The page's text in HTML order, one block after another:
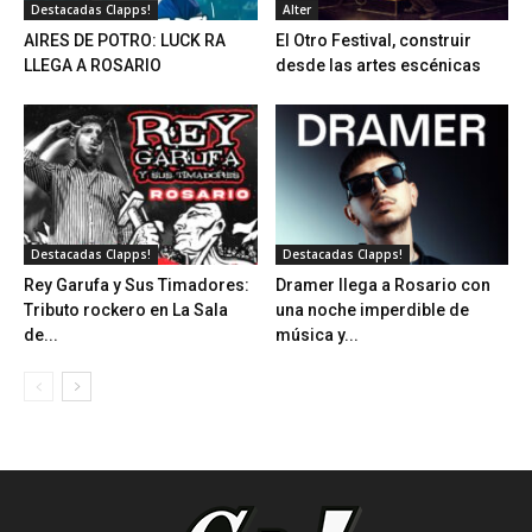
Destacadas Clapps!
AIRES DE POTRO: LUCK RA
LLEGA A ROSARIO
Alter
El Otro Festival, construir
desde las artes escénicas
Destacadas Clapps!
Rey Garufa y Sus Timadores:
Tributo rockero en La Sala
de...
Destacadas Clapps!
Dramer llega a Rosario con
una noche imperdible de
música y...